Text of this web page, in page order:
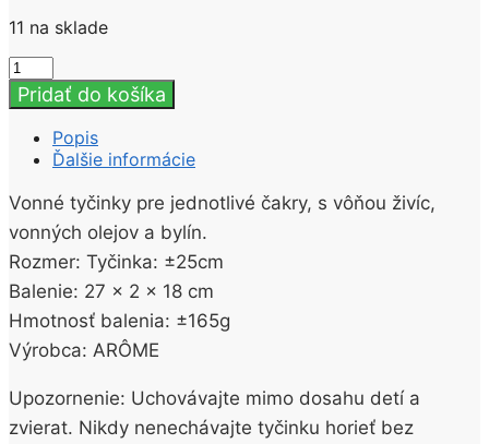
11 na sklade
množstvo
ARÔME
Balanced
Chakra
vonných
tyčinek
Pridať do košíka
Popis
Ďalšie informácie
Vonné tyčinky pre jednotlivé čakry, s vôňou živíc,
vonných olejov a bylín.
Rozmer: Tyčinka: ±25cm
Balenie: 27 x 2 x 18 cm
Hmotnosť balenia: ±165g
Výrobca: ARÔME
Upozornenie: Uchovávajte mimo dosahu detí a
zvierat. Nikdy nenechávajte tyčinku horieť bez